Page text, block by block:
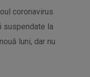
coronavirus
suspendate la
luni, dar nu